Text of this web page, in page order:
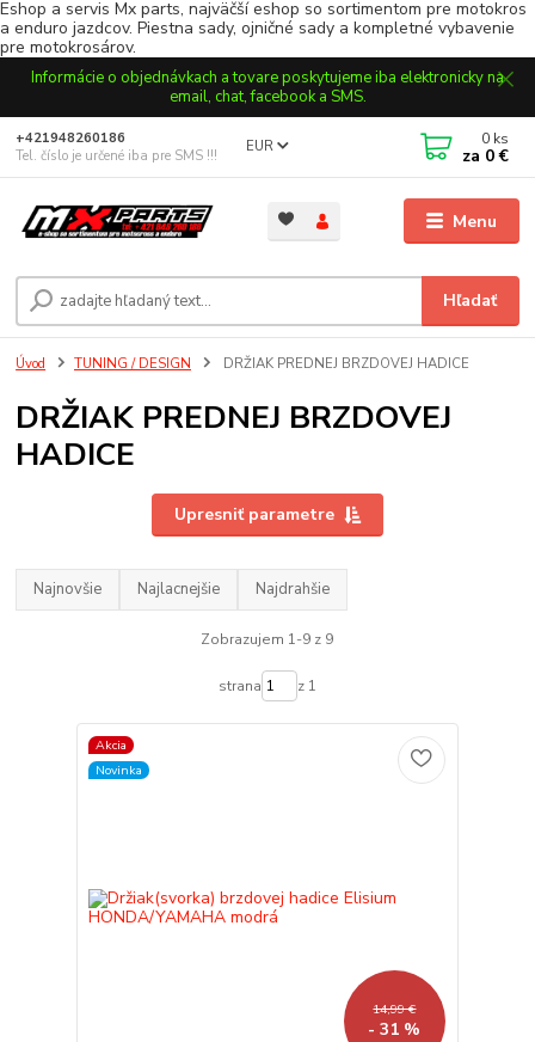
Eshop a servis Mx parts, najväčší eshop so sortimentom pre motokros
a enduro jazdcov. Piestna sady, ojničné sady a kompletné vybavenie
pre motokrosárov.
Informácie o objednávkach a tovare poskytujeme iba elektronicky na
email, chat, facebook a SMS.
Menu
EUR
Hľadať
+421948260186
Tel. číslo je určené iba pre SMS !!!
0 ks
za 0 €
Úvod TUNING / DESIGN DRŽIAK PREDNEJ BRZDOVEJ HADICE
DRŽIAK PREDNEJ BRZDOVEJ
HADICE
Upresniť parametre
Najnovšie Najlacnejšie Najdrahšie
Zobrazujem 1-9 z 9
strana z 1
Akcia
Novinka
14,99 €
- 31 %